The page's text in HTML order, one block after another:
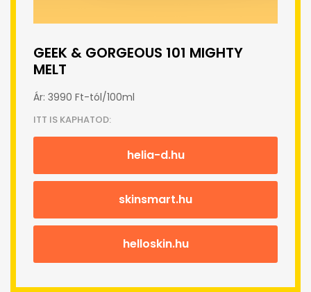
GEEK & GORGEOUS 101 MIGHTY
MELT
Ár: 3990 Ft-tól/100ml
ITT IS KAPHATOD:
helia-d.hu
skinsmart.hu
helloskin.hu